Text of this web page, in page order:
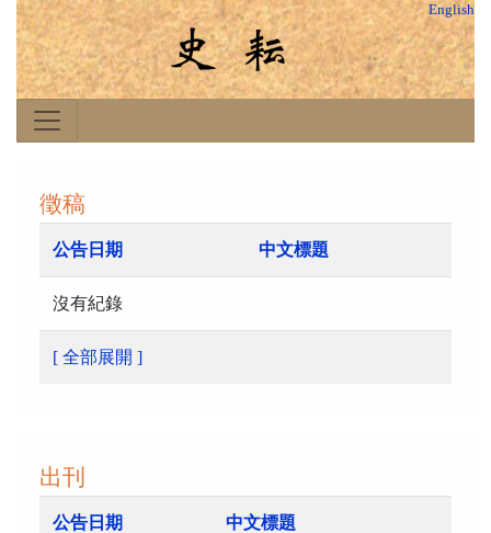
English
徵稿
公告日期 中文標題
沒有紀錄
[ 全部展開 ]
出刊
公告日期 中文標題